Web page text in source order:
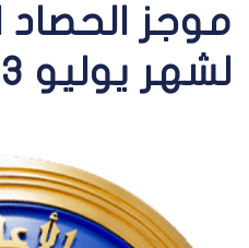
موجز
لشهر يوليو 2023